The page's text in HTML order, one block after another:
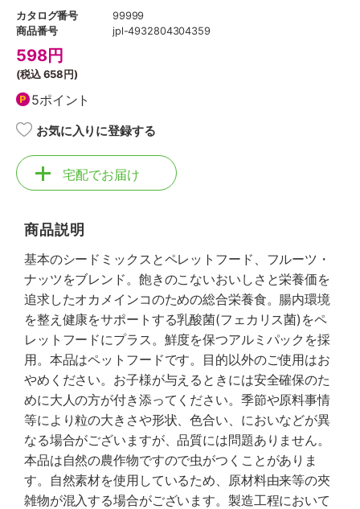
カタログ番号
99999
商品番号
jpl-4932804304359
598円
(税込658円)
5ポイント
お気に入りに登録する
宅配でお届け
商品説明
基本のシードミックスとペレットフード、フルーツ・
ナッツをブレンド。飽きのこないおいしさと栄養価を
追求したオカメインコのための総合栄養食。腸内環境
を整え健康をサポートする乳酸菌(フェカリス菌)をペ
レットフードにプラス。鮮度を保つアルミパックを採
用。本品はペットフードです。目的以外のご使用はお
やめください。お子様が与えるときには安全確保のた
めに大人の方が付き添ってください。季節や原料事情
等により粒の大きさや形状、色合い、においなどが異
なる場合がございますが、品質には問題ありません。
本品は自然の農作物ですので虫がつくことがありま
す。自然素材を使用しているため、原材料由来等の夾
雑物が混入する場合がございます。製造工程において